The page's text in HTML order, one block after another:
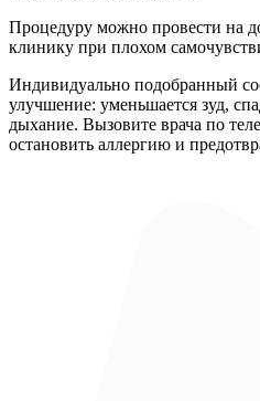
Процедуру можно провести на
клинику при плохом
Индивидуально подобранный
улучшение: уменьшается зуд,
дыхание. Вызовите врача по
остановить аллергию и